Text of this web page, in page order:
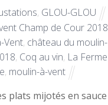
, GLOU-GLOU
Champ de Cour 2018
Vent, château du moulin-
, Coq au vin, La Ferme
, moulin-à-vent
plats mijotés en sauce